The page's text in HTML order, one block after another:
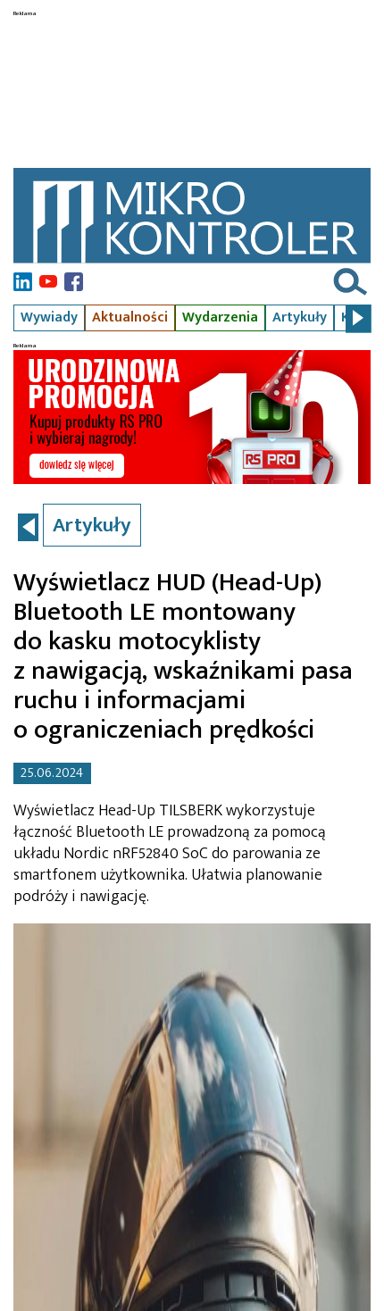
Wywiady Aktualności Wydarzenia Artykuły Kursy
Artykuły
Wyświetlacz HUD (Head-Up)
Bluetooth LE montowany
do kasku motocyklisty
z nawigacją, wskaźnikami pasa
ruchu i informacjami
o ograniczeniach prędkości
25.06.2024
Wyświetlacz Head-Up TILSBERK wykorzystuje
łączność Bluetooth LE prowadzoną za pomocą
układu Nordic nRF52840 SoC do parowania ze
smartfonem użytkownika. Ułatwia planowanie
podróży i nawigację.